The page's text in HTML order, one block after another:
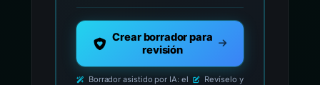
Crear borrador para
revisión
Borrador asistido por IA: el
Revíselo y